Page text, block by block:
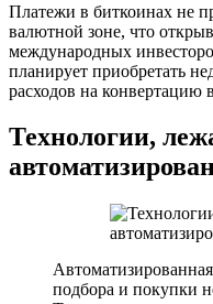
Платежи в биткоинах не
валютной зоне, что
международных
планирует приобретать
расходов на конвертацию
Технологии,
подбора и покупки